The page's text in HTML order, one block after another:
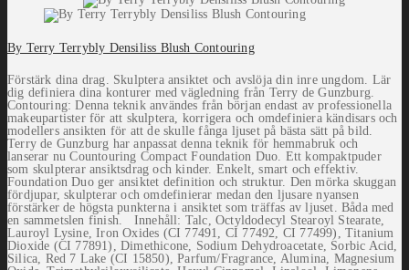
By Terry Terrybly Densiliss Blush Contouring
Förstärk dina drag. Skulptera ansiktet och avslöja din inre ungdom. Lär
dig definiera dina konturer med vägledning från Terry de Gunzburg.
Contouring: Denna teknik användes från början endast av professionella
makeupartister för att skulptera, korrigera och omdefiniera kändisars och
modellers ansikten för att de skulle fånga ljuset på bästa sätt på bild.
Terry de Gunzburg har anpassat denna teknik för hemmabruk och
lanserar nu Countouring Compact Foundation Duo. Ett kompaktpuder
som skulpterar ansiktsdrag och kinder. Enkelt, smart och effektiv.
Foundation Duo ger ansiktet definition och struktur. Den mörka skuggan
fördjupar, skulpterar och omdefinierar medan den ljusare nyansen
förstärker de högsta punkterna i ansiktet som träffas av ljuset. Båda med
en sammetslen finish. Innehåll: Talc, Octyldodecyl Stearoyl Stearate,
Lauroyl Lysine, Iron Oxides (CI 77491, CI 77492, CI 77499), Titanium
Dioxide (CI 77891), Dimethicone, Sodium Dehydroacetate, Sorbic Acid,
Silica, Red 7 Lake (CI 15850), Parfum/Fragrance, Alumina, Magnesium